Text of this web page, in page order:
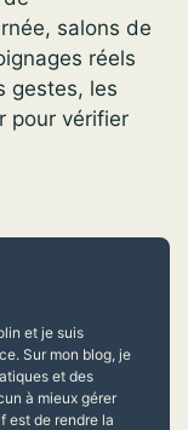
salons de
réels
gestes, les
pour vérifier
et je suis
Sur mon blog, je
et des
à mieux gérer
est de rendre la